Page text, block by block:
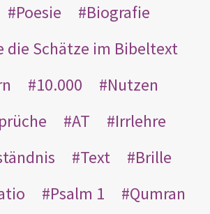
Poesie
Biografie
die Schätze im Bibeltext
10.000
Nutzen
AT
Irrlehre
Text
Brille
Psalm 1
Qumran